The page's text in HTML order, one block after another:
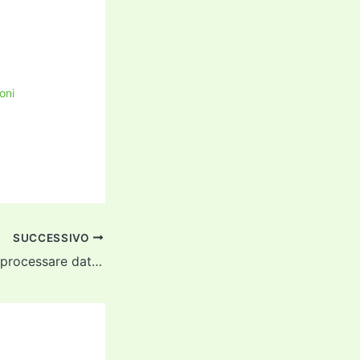
SUCCESSIVO
Quanto è difficile processare dati online